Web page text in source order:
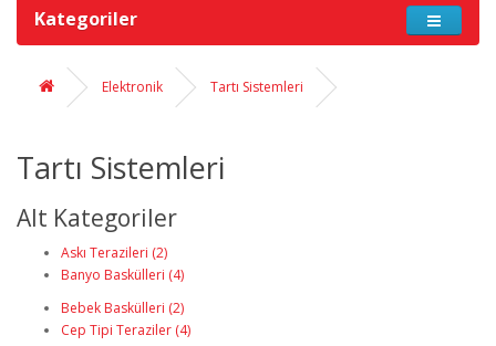
Kategoriler
Elektronik Tartı Sistemleri
Tartı Sistemleri
Alt Kategoriler
Askı Terazileri (2)
Banyo Baskülleri (4)
Bebek Baskülleri (2)
Cep Tipi Teraziler (4)